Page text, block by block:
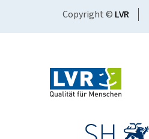
Copyright © LVR